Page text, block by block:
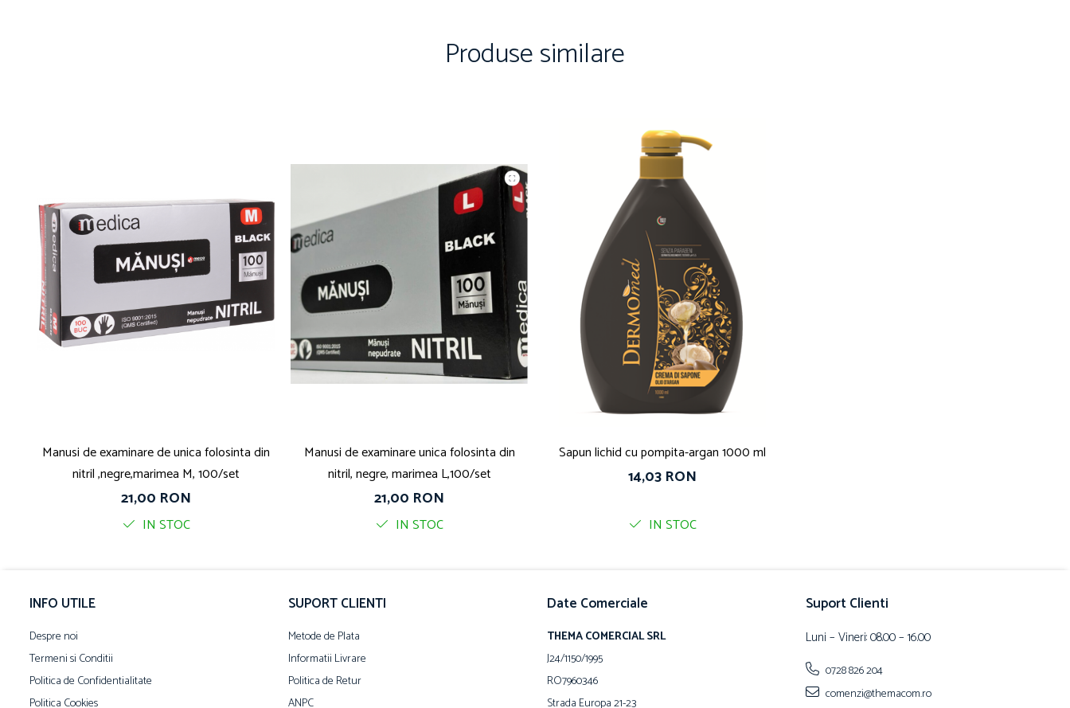
Produse similare
Manusi de examinare de unica folosinta din
nitril ,negre,marimea M, 100/set
21,00 RON
IN STOC
Manusi de examinare unica folosinta din
nitril, negre, marimea L,100/set
21,00 RON
IN STOC
Sapun lichid cu pompita-argan 1000 ml
14,03 RON
IN STOC
INFO UTILE
Despre noi
Termeni si Conditii
Politica de Confidentialitate
Politica Cookies
SUPORT CLIENTI
Metode de Plata
Informatii Livrare
Politica de Retur
ANPC
Date Comerciale
THEMA COMERCIAL SRL
J24/1150/1995
RO7960346
Strada Europa 21-23
Suport Clienti
Luni – Vineri: 08.00 – 16.00
0728 826 204
comenzi@themacom.ro